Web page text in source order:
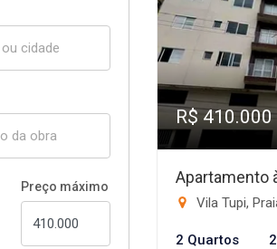
Preço máximo
R$ 410.000
Apartamento
Vila Tupi,
2 Quartos